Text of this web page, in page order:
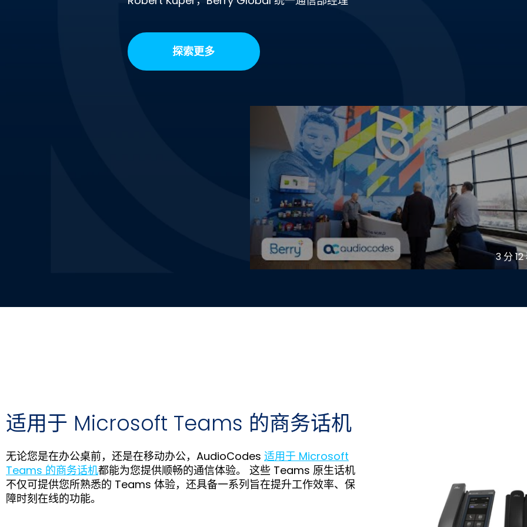
探索更多
3 分 12
适用于 Microsoft Teams 的商务话机
无论您是在办公桌前，还是在移动办公，AudioCodes 适用于 Microsoft
Teams 的商务话机都能为您提供顺畅的通信体验。 这些 Teams 原生话机
不仅可提供您所熟悉的 Teams 体验，还具备一系列旨在提升工作效率、保
障时刻在线的功能。